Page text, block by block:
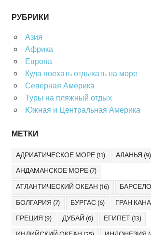
РУБРИКИ
Азия
Африка
Европа
Куда поехать отдыхать на море
Северная Америка
Туры на пляжный отдых
Южная и Центральная Америка
МЕТКИ
АДРИАТИЧЕСКОЕ МОРЕ(11) АЛАНЬЯ (9)
АНДАМАНСКОЕ МОРЕ(7)
АТЛАНТИЧЕСКИЙ ОКЕАН (16)
БОЛГАРИЯ (7) БУРГАС(6) ГРАН
ГРЕЦИЯ (9) ДУБАЙ (6) ЕГИПЕТ(13)